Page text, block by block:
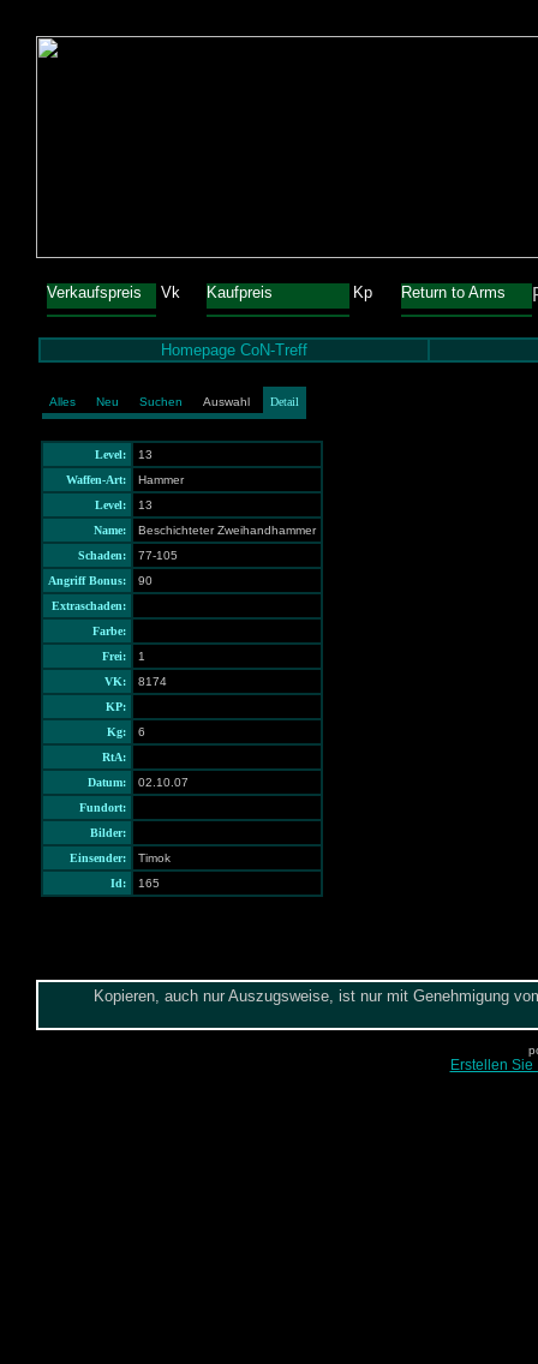
Verkaufspreis Vk Kaufpreis Kp Return to Arms
Homepage CoN-Treff
Alles Neu Suchen Auswahl Detail
Level:
13
Waffen-Art:
Hammer
Level:
13
Name:
Beschichteter Zweihandhammer
Schaden:
77-105
Angriff Bonus:
90
Extraschaden:
Farbe:
Frei:
1
VK:
8174
KP:
Kg:
6
RtA:
Datum:
02.10.07
Fundort:
Bilder:
Einsender:
Timok
Id:
165
Kopieren, auch nur Auszugsweise, ist nur mit Genehmigung
Erstellen